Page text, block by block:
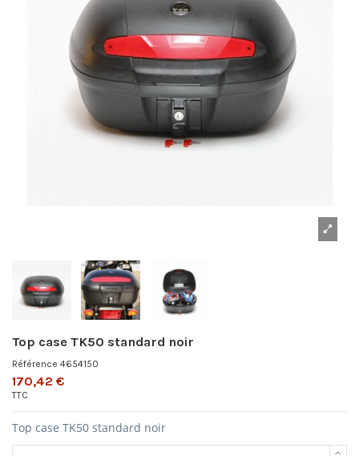
Top case TK50 standard noir
Référence 4654150
170,42 €
TTC
Top case TK50 standard noir